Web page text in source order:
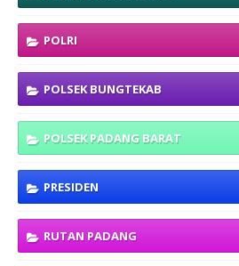
POLRI
POLSEK BUNGTEKAB
POLSEK PADANG BARAT
PRESIDEN
RUTAN PADANG